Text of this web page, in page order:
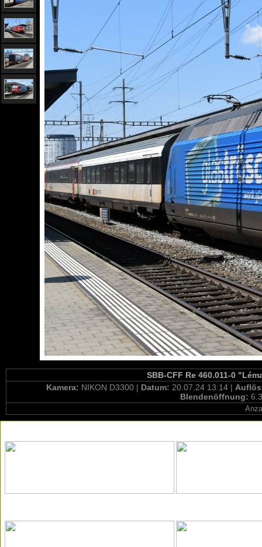
SBB-CFF Re 460.011-0
Kamera: NIKON D3300 | Datum: 20.07.24 13:14 |
Blendenöffnung: